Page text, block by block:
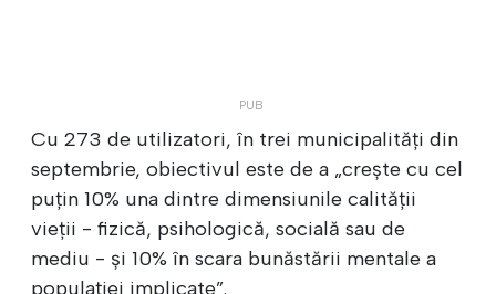
Cu 273 de utilizatori, în trei municipalități din
septembrie, obiectivul este de a „crește cu cel
puțin 10% una dintre dimensiunile calității
vieții - fizică, psihologică, socială sau de
mediu - și 10% în scara bunăstării mentale a
populației implicate”.